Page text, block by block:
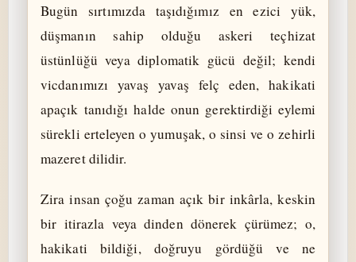
Bugün sırtımızda taşıdığımız en ezici yük,
düşmanın sahip olduğu askeri teçhizat
üstünlüğü veya diplomatik gücü değil; kendi
vicdanımızı yavaş yavaş felç eden, hakikati
apaçık tanıdığı halde onun gerektirdiği eylemi
sürekli erteleyen o yumuşak, o sinsi ve o zehirli
mazeret dilidir.
Zira insan çoğu zaman açık bir inkârla, keskin
bir itirazla veya dinden dönerek çürümez; o,
hakikati bildiği, doğruyu gördüğü ve ne